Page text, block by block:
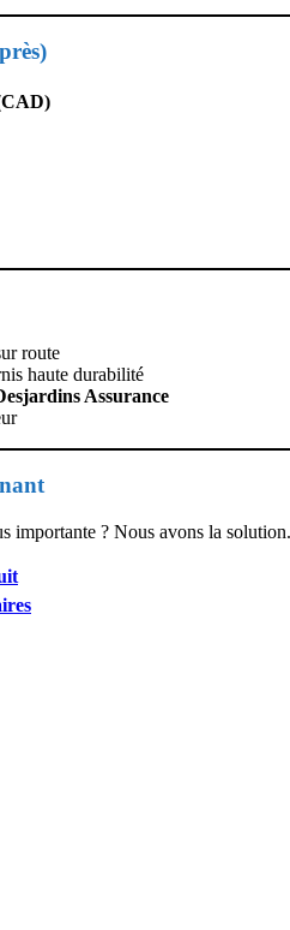
route
haute durabilité
Assurance
importante ? Nous avons la solution.